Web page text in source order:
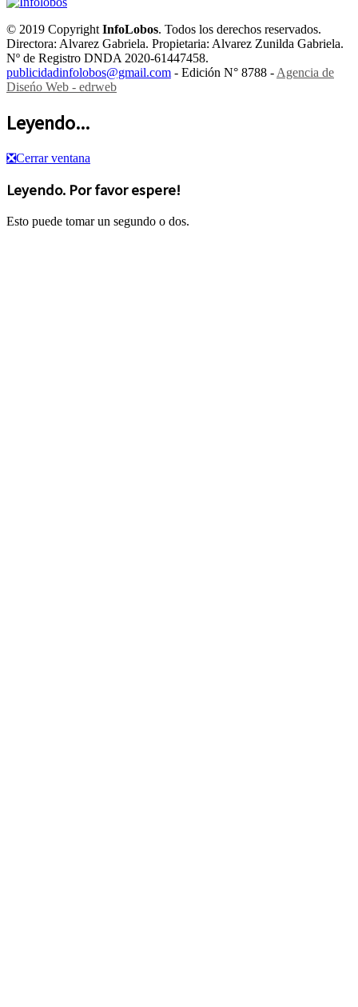
© 2019 CopyrightInfoLobos. Todos los derechos reservados.
Directora: Alvarez Gabriela. Propietaria: Alvarez Zunilda Gabriela.
Nº de Registro DNDA 2020-61447458.
publicidadinfolobos@gmail.com - Edición N° 8788 -Agencia de
Diseńo Web - edrweb
Leyendo...
❎Cerrar ventana
Leyendo. Por favor espere!
Esto puede tomar un segundo o dos.